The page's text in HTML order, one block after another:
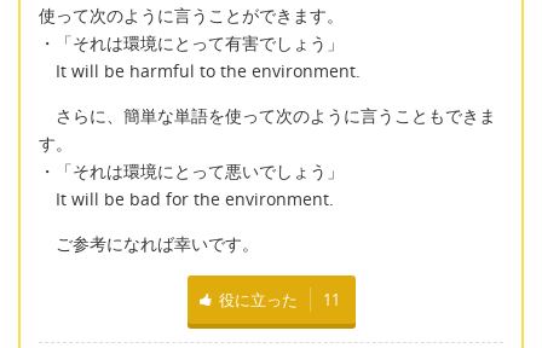
使って次のように言うことができます。
・「それは環境にとって有害でしょう」
It will be harmful to the environment.
さらに、簡単な単語を使って次のように言うこともできま
す。
・「それは環境にとって悪いでしょう」
It will be bad for the environment.
ご参考になれば幸いです。
役に立った 11